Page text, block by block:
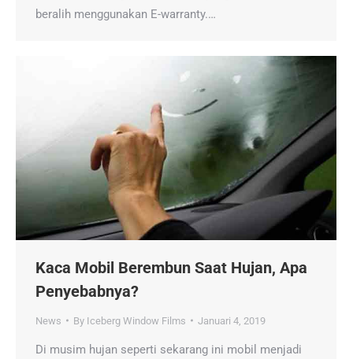
beralih menggunakan E-warranty.…
Kaca Mobil Berembun Saat Hujan, Apa
Penyebabnya?
News By Iceberg Window Films Januari 4, 2019
Di musim hujan seperti sekarang ini mobil menjadi